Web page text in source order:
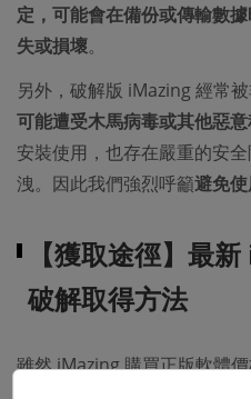
定，可能會在備份或傳輸數
失或損壞。
另外，破解版 iMazing 經常
可能遭受木馬病毒或其他惡
安裝使用，也存在嚴重的安
洩。因此我們強烈呼籲避免
【獲取途徑】最
破解取得方法
雖然 iMazing 購買正版軟體